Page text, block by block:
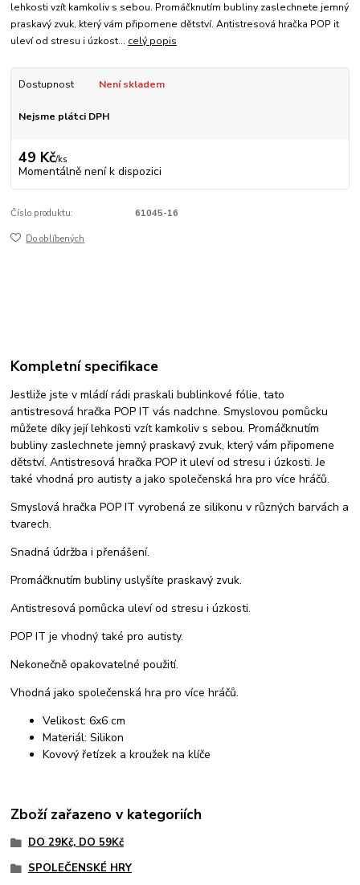
lehkosti vzít kamkoliv s sebou. Promáčknutím bubliny zaslechnete jemný
praskavý zvuk, který vám připomene dětství. Antistresová hračka POP it
uleví od stresu i úzkost... celý popis
Dostupnost Není skladem
Nejsme plátci DPH
49 Kč/ks
Momentálně není k dispozici
Číslo produktu: 61045-16
Do oblíbených
Kompletní specifikace
Jestliže jste v mládí rádi praskali bublinkové fólie, tato
antistresová hračka POP IT vás nadchne. Smyslovou pomůcku
můžete díky její lehkosti vzít kamkoliv s sebou. Promáčknutím
bubliny zaslechnete jemný praskavý zvuk, který vám připomene
dětství. Antistresová hračka POP it uleví od stresu i úzkosti. Je
také vhodná pro autisty a jako společenská hra pro více hráčů.
Smyslová hračka POP IT vyrobená ze silikonu v různých barvách a
tvarech.
Snadná údržba i přenášení.
Promáčknutím bubliny uslyšíte praskavý zvuk.
Antistresová pomůcka uleví od stresu i úzkosti.
POP IT je vhodný také pro autisty.
Nekonečně opakovatelné použití.
Vhodná jako společenská hra pro více hráčů.
Velikost: 6x6 cm
Materiál: Silikon
Kovový řetízek a kroužek na klíče
Zboží zařazeno v kategoriích
DO 29Kč, DO 59Kč
SPOLEČENSKÉ HRY